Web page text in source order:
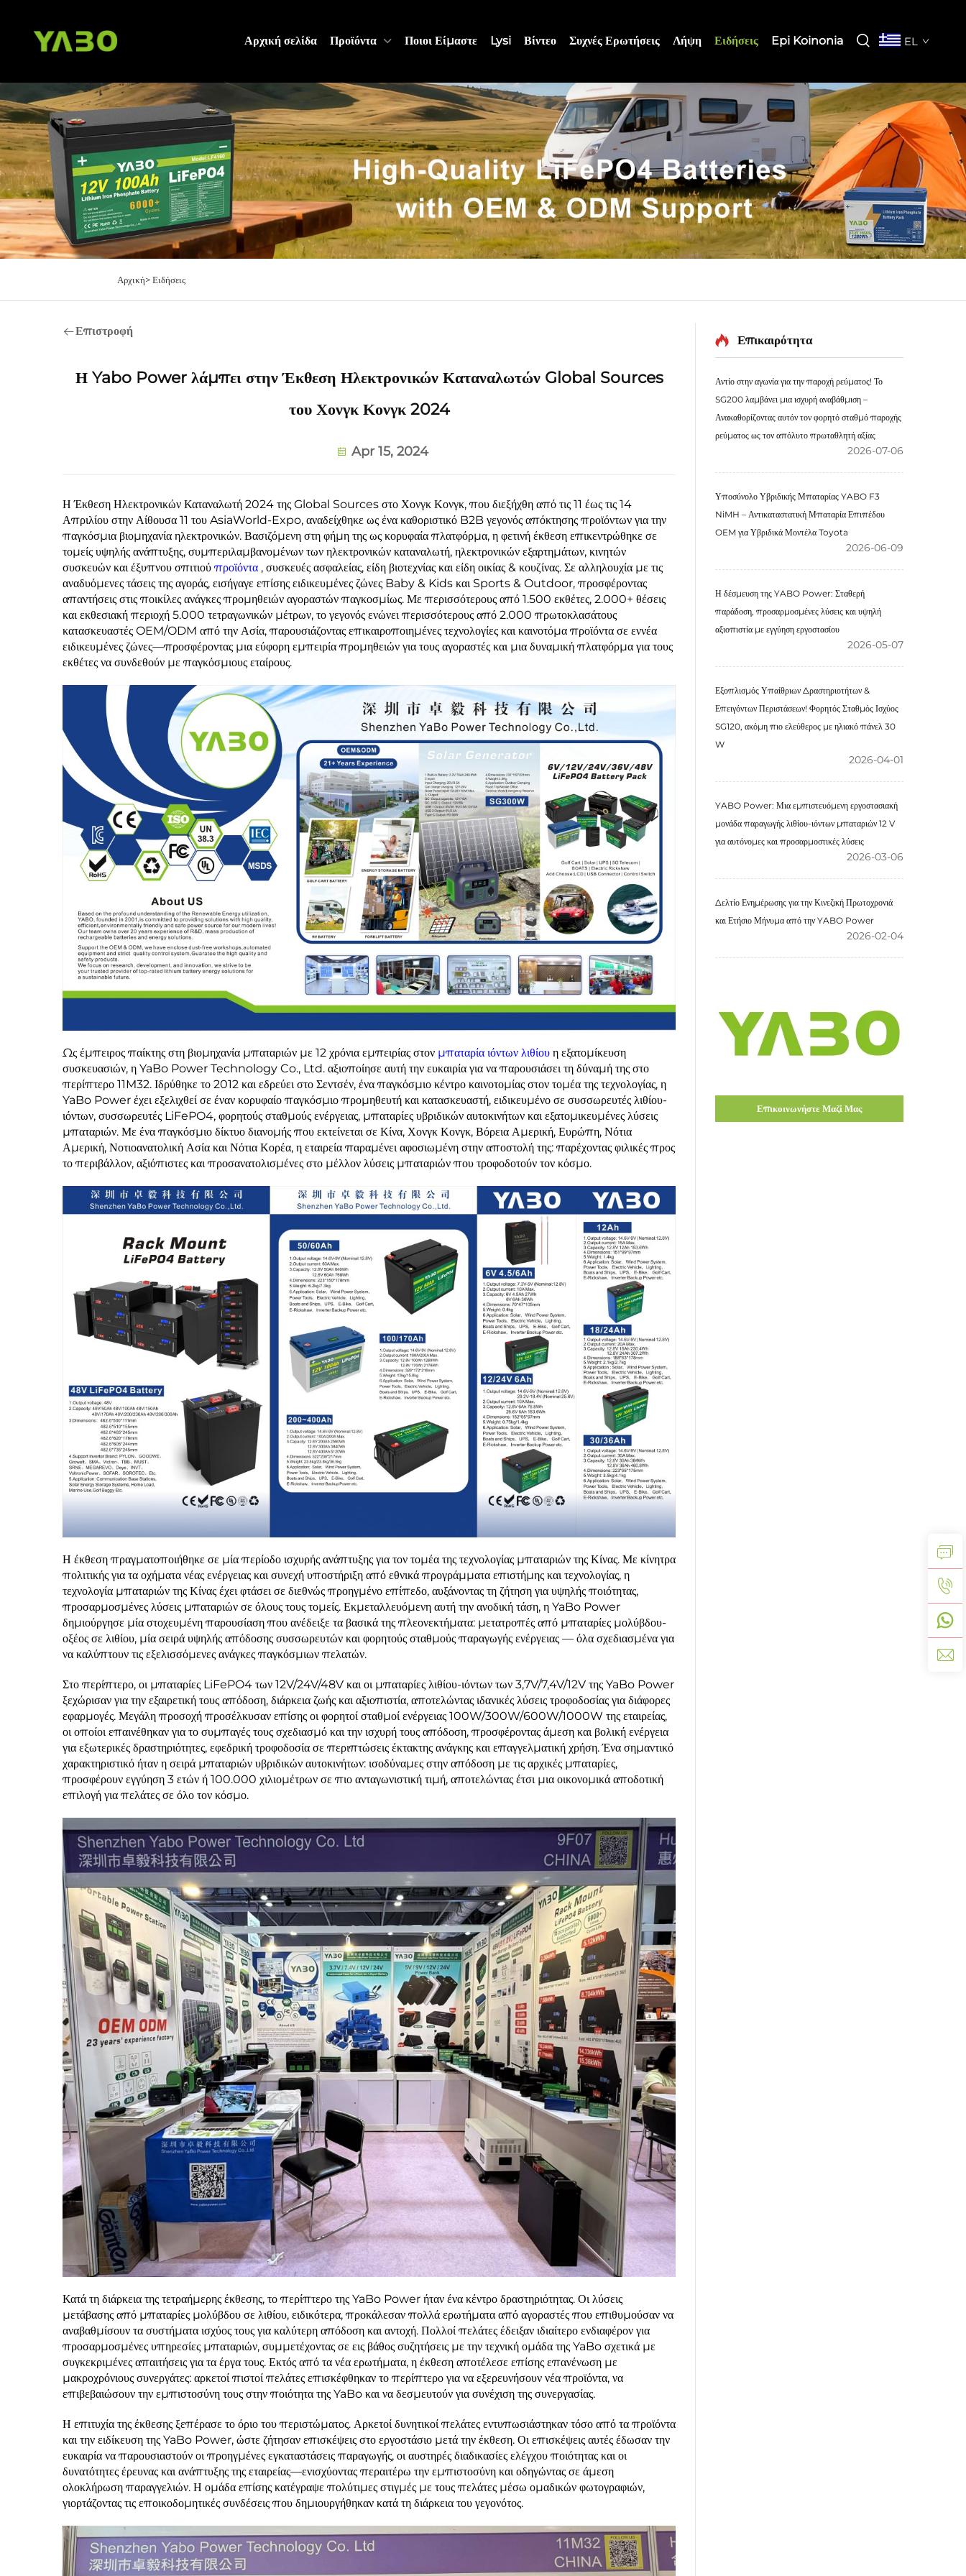
Αρχική σελίδα Προϊόντα Ποιοι Είμαστε Lysi Βίντεο Συχνές Ερωτήσεις Λήψη Ειδήσεις Epi Koinonia EL
Αρχική>Ειδήσεις
Επιστροφή
Η Yabo Power λάμπει στην Έκθεση Ηλεκτρονικών Καταναλωτών Global Sources
του Χονγκ Κονγκ 2024
Apr 15, 2024
Η Έκθεση Ηλεκτρονικών Καταναλωτή 2024 της Global Sources στο Χονγκ Κονγκ, που διεξήχθη από τις 11 έως τις 14
Απριλίου στην Αίθουσα 11 του AsiaWorld-Expo, αναδείχθηκε ως ένα καθοριστικό B2B γεγονός απόκτησης προϊόντων για την
παγκόσμια βιομηχανία ηλεκτρονικών. Βασιζόμενη στη φήμη της ως κορυφαία πλατφόρμα, η φετινή έκθεση επικεντρώθηκε σε
τομείς υψηλής ανάπτυξης, συμπεριλαμβανομένων των ηλεκτρονικών καταναλωτή, ηλεκτρονικών εξαρτημάτων, κινητών
συσκευών και έξυπνου σπιτιού προϊόντα , συσκευές ασφαλείας, είδη βιοτεχνίας και είδη οικίας & κουζίνας. Σε αλληλουχία με τις
αναδυόμενες τάσεις της αγοράς, εισήγαγε επίσης ειδικευμένες ζώνες Baby & Kids και Sports & Outdoor, προσφέροντας
απαντήσεις στις ποικίλες ανάγκες προμηθειών αγοραστών παγκοσμίως. Με περισσότερους από 1.500 εκθέτες, 2.000+ θέσεις
και εκθεσιακή περιοχή 5.000 τετραγωνικών μέτρων, το γεγονός ενώνει περισσότερους από 2.000 πρωτοκλασάτους
κατασκευαστές OEM/ODM από την Ασία, παρουσιάζοντας επικαιροποιημένες τεχνολογίες και καινοτόμα προϊόντα σε εννέα
ειδικευμένες ζώνες—προσφέροντας μια εύφορη εμπειρία προμηθειών για τους αγοραστές και μια δυναμική πλατφόρμα για τους
εκθέτες να συνδεθούν με παγκόσμιους εταίρους.
Ως έμπειρος παίκτης στη βιομηχανία μπαταριών με 12 χρόνια εμπειρίας στον μπαταρία ιόντων λιθίου η εξατομίκευση
συσκευασιών, η YaBo Power Technology Co., Ltd. αξιοποίησε αυτή την ευκαιρία για να παρουσιάσει τη δύναμή της στο
περίπτερο 11M32. Ιδρύθηκε το 2012 και εδρεύει στο Σεντσέν, ένα παγκόσμιο κέντρο καινοτομίας στον τομέα της τεχνολογίας, η
YaBo Power έχει εξελιχθεί σε έναν κορυφαίο παγκόσμιο προμηθευτή και κατασκευαστή, ειδικευμένο σε συσσωρευτές λιθίου-
ιόντων, συσσωρευτές LiFePO4, φορητούς σταθμούς ενέργειας, μπαταρίες υβριδικών αυτοκινήτων και εξατομικευμένες λύσεις
μπαταριών. Με ένα παγκόσμιο δίκτυο διανομής που εκτείνεται σε Κίνα, Χονγκ Κονγκ, Βόρεια Αμερική, Ευρώπη, Νότια
Αμερική, Νοτιοανατολική Ασία και Νότια Κορέα, η εταιρεία παραμένει αφοσιωμένη στην αποστολή της: παρέχοντας φιλικές προς
το περιβάλλον, αξιόπιστες και προσανατολισμένες στο μέλλον λύσεις μπαταριών που τροφοδοτούν τον κόσμο.
Η έκθεση πραγματοποιήθηκε σε μία περίοδο ισχυρής ανάπτυξης για τον τομέα της τεχνολογίας μπαταριών της Κίνας. Με κίνητρα
πολιτικής για τα οχήματα νέας ενέργειας και συνεχή υποστήριξη από εθνικά προγράμματα επιστήμης και τεχνολογίας, η
τεχνολογία μπαταριών της Κίνας έχει φτάσει σε διεθνώς προηγμένο επίπεδο, αυξάνοντας τη ζήτηση για υψηλής ποιότητας,
προσαρμοσμένες λύσεις μπαταριών σε όλους τους τομείς. Εκμεταλλευόμενη αυτή την ανοδική τάση, η YaBo Power
δημιούργησε μία στοχευμένη παρουσίαση που ανέδειξε τα βασικά της πλεονεκτήματα: μετατροπές από μπαταρίες μολύβδου-
οξέος σε λιθίου, μία σειρά υψηλής απόδοσης συσσωρευτών και φορητούς σταθμούς παραγωγής ενέργειας — όλα σχεδιασμένα για
να καλύπτουν τις εξελισσόμενες ανάγκες παγκόσμιων πελατών.
Στο περίπτερο, οι μπαταρίες LiFePO4 των 12V/24V/48V και οι μπαταρίες λιθίου-ιόντων των 3,7V/7,4V/12V της YaBo Power
ξεχώρισαν για την εξαιρετική τους απόδοση, διάρκεια ζωής και αξιοπιστία, αποτελώντας ιδανικές λύσεις τροφοδοσίας για διάφορες
εφαρμογές. Μεγάλη προσοχή προσέλκυσαν επίσης οι φορητοί σταθμοί ενέργειας 100W/300W/600W/1000W της εταιρείας,
οι οποίοι επαινέθηκαν για το συμπαγές τους σχεδιασμό και την ισχυρή τους απόδοση, προσφέροντας άμεση και βολική ενέργεια
για εξωτερικές δραστηριότητες, εφεδρική τροφοδοσία σε περιπτώσεις έκτακτης ανάγκης και επαγγελματική χρήση. Ένα σημαντικό
χαρακτηριστικό ήταν η σειρά μπαταριών υβριδικών αυτοκινήτων: ισοδύναμες στην απόδοση με τις αρχικές μπαταρίες,
προσφέρουν εγγύηση 3 ετών ή 100.000 χιλιομέτρων σε πιο ανταγωνιστική τιμή, αποτελώντας έτσι μια οικονομικά αποδοτική
επιλογή για πελάτες σε όλο τον κόσμο.
Κατά τη διάρκεια της τετραήμερης έκθεσης, το περίπτερο της YaBo Power ήταν ένα κέντρο δραστηριότητας. Οι λύσεις
μετάβασης από μπαταρίες μολύβδου σε λιθίου, ειδικότερα, προκάλεσαν πολλά ερωτήματα από αγοραστές που επιθυμούσαν να
αναβαθμίσουν τα συστήματα ισχύος τους για καλύτερη απόδοση και αντοχή. Πολλοί πελάτες έδειξαν ιδιαίτερο ενδιαφέρον για
προσαρμοσμένες υπηρεσίες μπαταριών, συμμετέχοντας σε εις βάθος συζητήσεις με την τεχνική ομάδα της YaBo σχετικά με
συγκεκριμένες απαιτήσεις για τα έργα τους. Εκτός από τα νέα ερωτήματα, η έκθεση αποτέλεσε επίσης επανένωση με
μακροχρόνιους συνεργάτες: αρκετοί πιστοί πελάτες επισκέφθηκαν το περίπτερο για να εξερευνήσουν νέα προϊόντα, να
επιβεβαιώσουν την εμπιστοσύνη τους στην ποιότητα της YaBo και να δεσμευτούν για συνέχιση της συνεργασίας.
Η επιτυχία της έκθεσης ξεπέρασε το όριο του περιστώματος. Αρκετοί δυνητικοί πελάτες εντυπωσιάστηκαν τόσο από τα προϊόντα
και την ειδίκευση της YaBo Power, ώστε ζήτησαν επισκέψεις στο εργοστάσιο μετά την έκθεση. Οι επισκέψεις αυτές έδωσαν την
ευκαιρία να παρουσιαστούν οι προηγμένες εγκαταστάσεις παραγωγής, οι αυστηρές διαδικασίες ελέγχου ποιότητας και οι
δυνατότητες έρευνας και ανάπτυξης της εταιρείας—ενισχύοντας περαιτέρω την εμπιστοσύνη και οδηγώντας σε άμεση
ολοκλήρωση παραγγελιών. Η ομάδα επίσης κατέγραψε πολύτιμες στιγμές με τους πελάτες μέσω ομαδικών φωτογραφιών,
γιορτάζοντας τις εποικοδομητικές συνδέσεις που δημιουργήθηκαν κατά τη διάρκεια του γεγονότος.
Επικαιρότητα
Αντίο στην αγωνία για την παροχή ρεύματος! Το
SG200 λαμβάνει μια ισχυρή αναβάθμιση –
Ανακαθορίζοντας αυτόν τον φορητό σταθμό παροχής
ρεύματος ως τον απόλυτο πρωταθλητή αξίας
2026-07-06
Υποσύνολο Υβριδικής Μπαταρίας YABO F3
NiMH – Αντικαταστατική Μπαταρία Επιπέδου
OEM για Υβριδικά Μοντέλα Toyota
2026-06-09
Η δέσμευση της YABO Power: Σταθερή
παράδοση, προσαρμοσμένες λύσεις και υψηλή
αξιοπιστία με εγγύηση εργοστασίου
2026-05-07
Εξοπλισμός Υπαίθριων Δραστηριοτήτων &
Επειγόντων Περιστάσεων! Φορητός Σταθμός Ισχύος
SG120, ακόμη πιο ελεύθερος με ηλιακό πάνελ 30
W
2026-04-01
YABO Power: Μια εμπιστευόμενη εργοστασιακή
μονάδα παραγωγής λιθίου-ιόντων μπαταριών 12 V
για αυτόνομες και προσαρμοστικές λύσεις
2026-03-06
Δελτίο Ενημέρωσης για την Κινεζική Πρωτοχρονιά
και Ετήσιο Μήνυμα από την YABO Power
2026-02-04
Επικοινωνήστε Μαζί Μας